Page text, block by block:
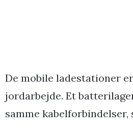
De mobile ladestationer
jordarbejde. Et
samme